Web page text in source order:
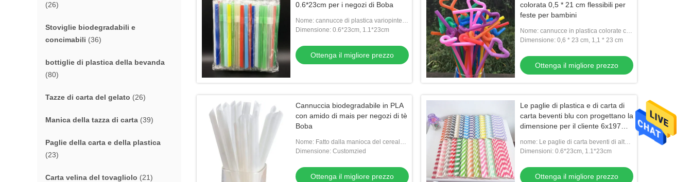
(26)
Stoviglie biodegradabili e
concimabili (36)
bottiglie di plastica della bevanda
(80)
Tazze di carta del gelato (26)
Manica della tazza di carta (39)
Paglie della carta e della plastica
(23)
Carta velina del tovagliolo (21)
0.6*23cm per i negozi di Boba
Nome: cannucce di plastica variopinte
con la stampa su misura e logo per i
Dimensione: 0.6*23cm, 1.1*23cm
Ottenga il migliore prezzo
colorata 0,5 * 21 cm flessibili per
feste per bambini
Nome: cannucce in plastica colorate con
stampa e logo personalizzati per negozi
Dimensione: 0,6 * 23 cm, 1,1 * 23 cm
Ottenga il migliore prezzo
Cannuccia biodegradabile in PLA
con amido di mais per negozi di tè
Boba
Nome: Fatto dalla manioca del cereale,
le paglie biodegradabili individualmente
Dimensione: Customzied
Ottenga il migliore prezzo
Le paglie di plastica e di carta di
carta beventi blu con progettano la
dimensione per il cliente 6x197
nome: Le paglie di carta beventi di alta
qualità blu con progettano nella
Dimensioni: 0.6*23cm, 1.1*23cm
Ottenga il migliore prezzo